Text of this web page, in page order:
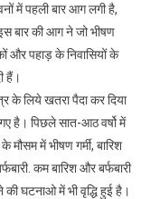
में पहली बार आग लगी है,
बार की आग ने जो भीषण
और पहाड़ के निवासियों के
हैं।
के लिये खतरा पैदा कर दिया
है। पिछले सात-आठ वर्षो में
में भीषण गर्मी, बारिश
कम बारिश और बर्फबारी
घटनाओ में भी वृद्धि हुई है।